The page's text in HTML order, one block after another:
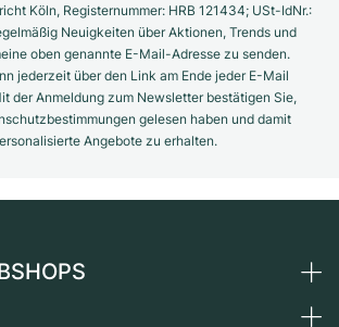
Köln, Registernummer: HRB 121434; USt-IdNr.:
Neuigkeiten über Aktionen, Trends und
oben genannte E-Mail-Adresse zu senden.
jederzeit über den Link am Ende jeder E-Mail
der Anmeldung zum Newsletter bestätigen Sie,
gelesen haben und damit
Angebote zu erhalten.